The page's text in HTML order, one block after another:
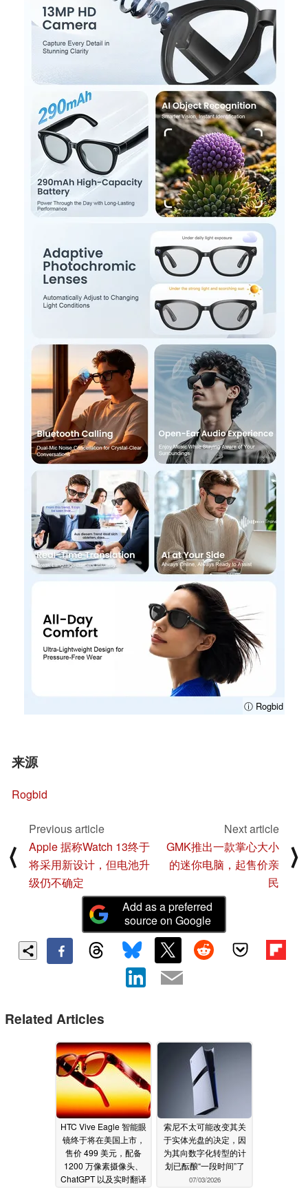
ⓘ Rogbid
来源
Rogbid
⟨
Previous article
Apple 据称Watch 13终于
将采用新设计，但电池升
级仍不确定
Next article
GMK推出一款掌心大小
的迷你电脑，起售价亲
民
⟩
Add as a preferred
source on Google
Related Articles
HTC Vive Eagle 智能眼
镜终于将在美国上市，
售价 499 美元，配备
1200 万像素摄像头、
ChatGPT 以及实时翻译
索尼不太可能改变其关
于实体光盘的决定，因
为其向数字化转型的计
划已酝酿“一段时间”了
07/03/2026